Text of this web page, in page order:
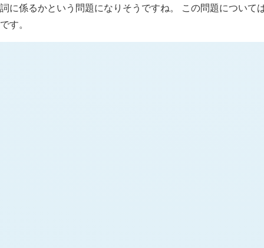
詞に係るかという問題になりそうですね。 この問題について
です。